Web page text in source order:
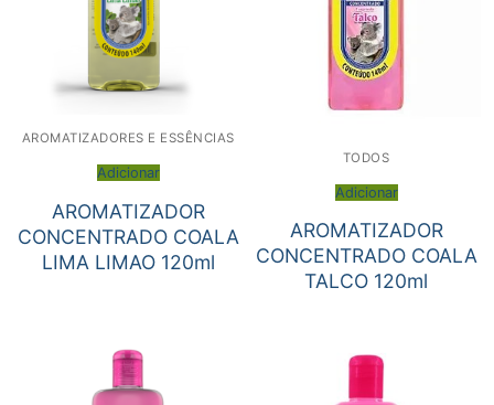
AROMATIZADORES E ESSÊNCIAS
Adicionar
AROMATIZADOR
CONCENTRADO COALA
LIMA LIMAO 120ml
TODOS
Adicionar
AROMATIZADOR
CONCENTRADO COALA
TALCO 120ml